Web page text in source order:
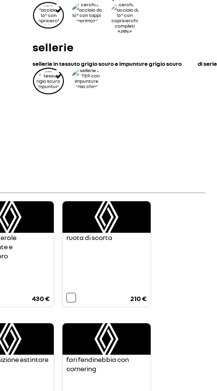
sellerie
sellerie in tessuto grigio scuro e impunture grigio scuro di serie
e
430 €
ruota di scorta
210 €
estintore
fari fendinebbia con
cornering